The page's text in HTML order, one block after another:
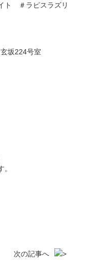
ト ＃ラピスラズリ
坂224号室
次の記事へ